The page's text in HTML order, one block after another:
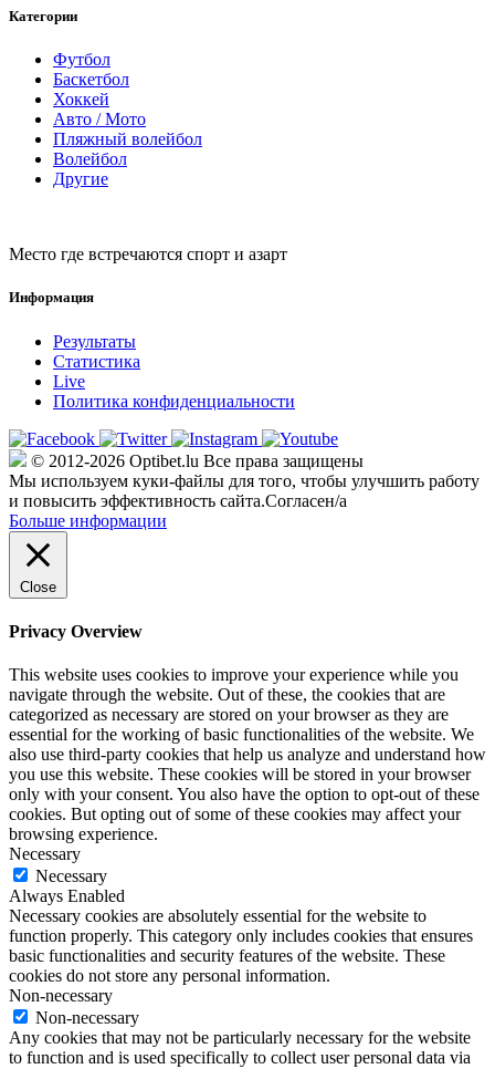
Категории
Футбол
Баскетбол
Хоккей
Авто / Мото
Пляжный волейбол
Волейбол
Другие
Место где встречаются спорт и азарт
Информация
Результаты
Статистика
Live
Политика конфиденциальности
© 2012-2026 Optibet.lu Все права защищены
Мы используем куки-файлы для того, чтобы улучшить работу
и повысить эффективность сайта.Согласен/а
Больше информации
Close
Privacy Overview
This website uses cookies to improve your experience while you
navigate through the website. Out of these, the cookies that are
categorized as necessary are stored on your browser as they are
essential for the working of basic functionalities of the website. We
also use third-party cookies that help us analyze and understand how
you use this website. These cookies will be stored in your browser
only with your consent. You also have the option to opt-out of these
cookies. But opting out of some of these cookies may affect your
browsing experience.
Necessary
Necessary
Always Enabled
Necessary cookies are absolutely essential for the website to
function properly. This category only includes cookies that ensures
basic functionalities and security features of the website. These
cookies do not store any personal information.
Non-necessary
Non-necessary
Any cookies that may not be particularly necessary for the website
to function and is used specifically to collect user personal data via